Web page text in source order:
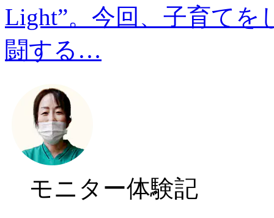
Light”。今回、子育てを
闘する…
モニター体験記